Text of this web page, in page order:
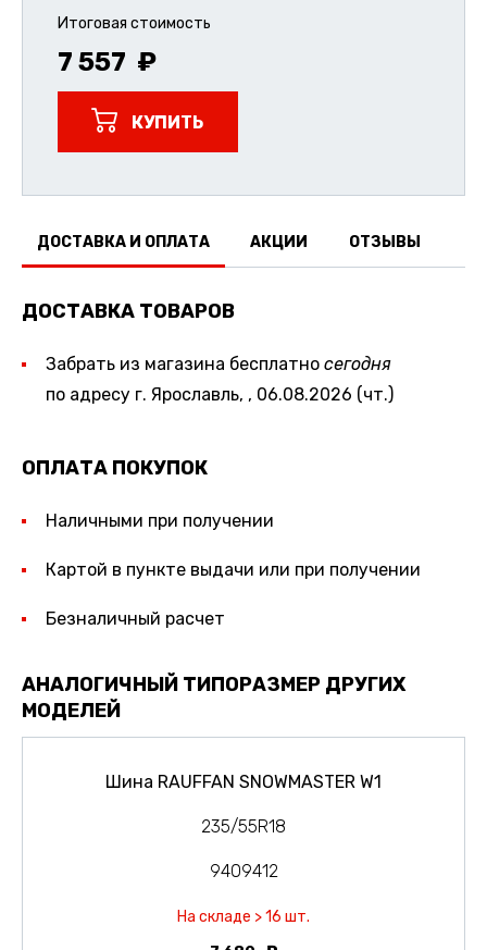
Итоговая стоимость
7 557
КУПИТЬ
ДОСТАВКА И ОПЛАТА АКЦИИ ОТЗЫВЫ
ДОСТАВКА ТОВАРОВ
Забрать из магазина бесплатно сегодня
по адресу г. Ярославль, , 06.08.2026 (чт.)
ОПЛАТА ПОКУПОК
Наличными при получении
Картой в пункте выдачи или при получении
Безналичный расчет
АНАЛОГИЧНЫЙ ТИПОРАЗМЕР ДРУГИХ
МОДЕЛЕЙ
Шина RAUFFAN SNOWMASTER W1
235/55R18
9409412
На складе > 16 шт.